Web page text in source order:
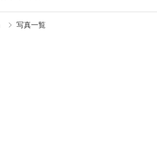
写真一覧